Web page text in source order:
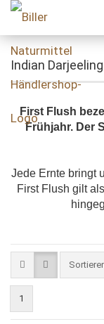
Indian
First Flush
Frühjahr. Der
Jede Ernte bringt
First Flush gilt
1